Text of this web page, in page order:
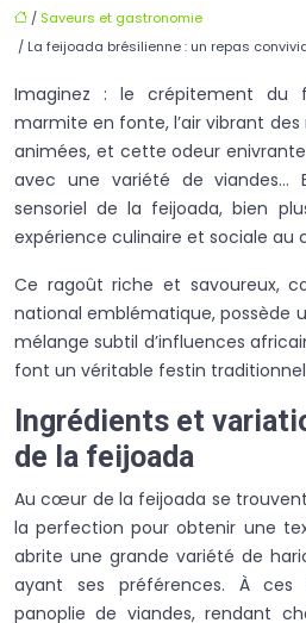
/ Saveurs et gastronomie
/ La feijoada brésilienne : un repas
Imaginez : le crépitement du
marmite en fonte, l’air vibrant
animées, et cette odeur
avec une variété de viandes…
sensoriel de la feijoada, bien
expérience culinaire et sociale au
Ce ragoût riche et savoureux,
national emblématique, possède
mélange subtil d’influences
font un véritable festin
Ingrédients et
de la feijoada
Au cœur de la feijoada se
la perfection pour obtenir une
abrite une grande variété de
ayant ses préférences. À ces
panoplie de viandes, rendant